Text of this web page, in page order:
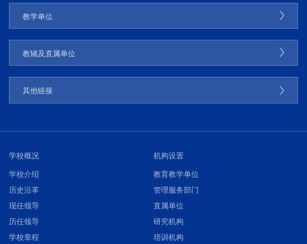
教学单位
教辅及直属单位
其他链接
学校概况
学校介绍
历史沿革
现任领导
历任领导
学校章程
机构设置
教育教学单位
管理服务部门
直属单位
研究机构
培训机构